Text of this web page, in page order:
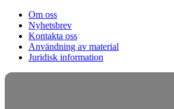
Om oss
Nyhetsbrev
Kontakta oss
Användning av material
Juridisk information